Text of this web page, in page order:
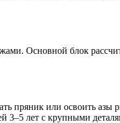
Основной блок
пряник или освоить азы
3–5 лет с крупными